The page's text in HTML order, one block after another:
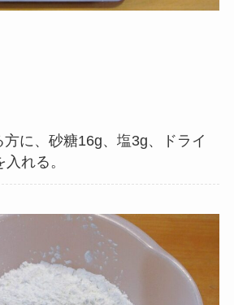
に、砂糖16g、塩3g、ドライ
れる。